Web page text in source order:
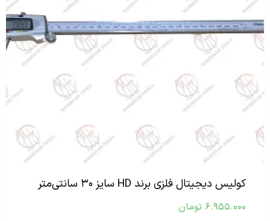
کولیس دیجیتال فلزی برند HD سایز ۳۰ سانتی‌متر
۶.۹۵۵.۰۰۰ تومان